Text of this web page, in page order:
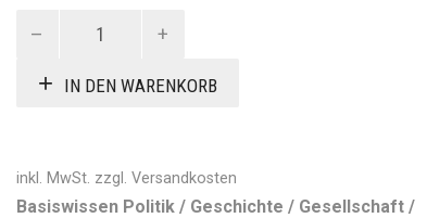
IN DEN WARENKORB
inkl. MwSt. zzgl. Versandkosten
Basiswissen Politik / Geschichte / Gesellschaft /